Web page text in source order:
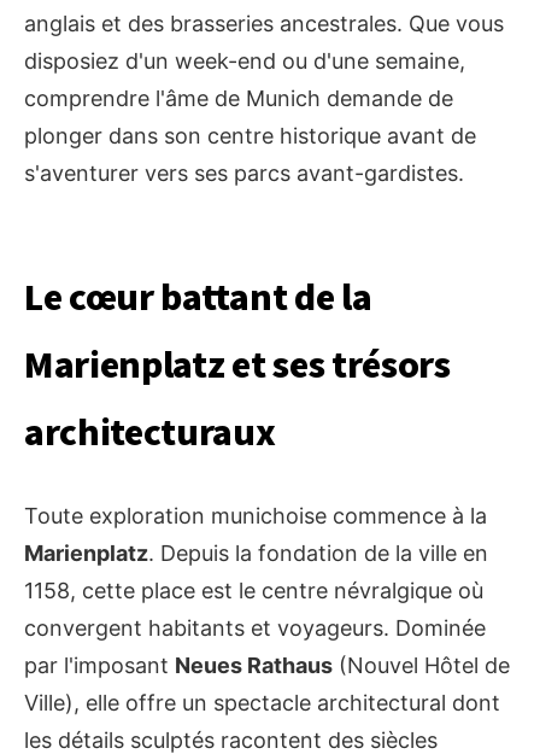
anglais et des brasseries ancestrales. Que vous
disposiez d'un week-end ou d'une semaine,
comprendre l'âme de Munich demande de
plonger dans son centre historique avant de
s'aventurer vers ses parcs avant-gardistes.
Le cœur battant de la
Marienplatz et ses trésors
architecturaux
Toute exploration munichoise commence à la
Marienplatz. Depuis la fondation de la ville en
1158, cette place est le centre névralgique où
convergent habitants et voyageurs. Dominée
par l'imposant Neues Rathaus (Nouvel Hôtel de
Ville), elle offre un spectacle architectural dont
les détails sculptés racontent des siècles